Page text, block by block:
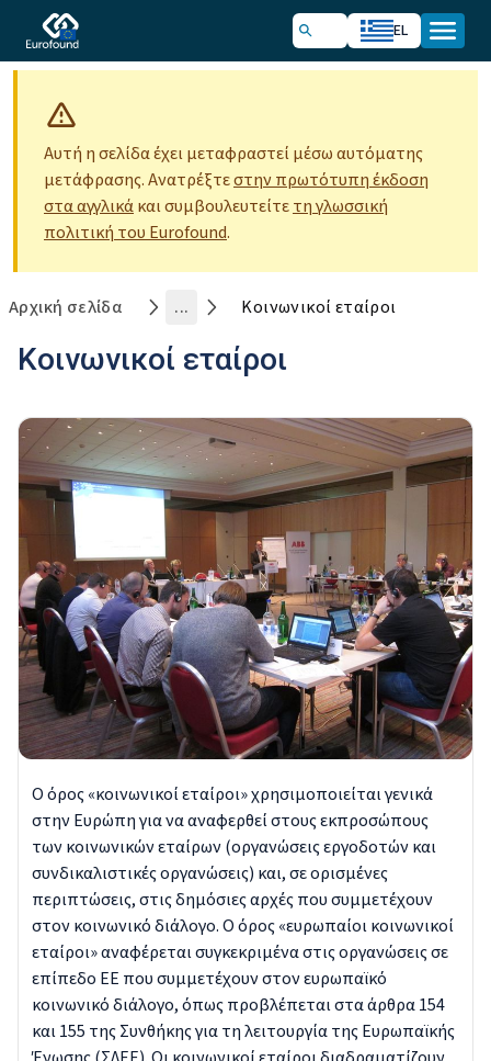
EL
Αυτή η σελίδα έχει μεταφραστεί μέσω αυτόματης
μετάφρασης. Ανατρέξτεστην πρωτότυπη έκδοση
στα αγγλικάκαι συμβουλευτείτετη γλωσσική
πολιτική του Eurofound.
Αρχική σελίδα ... Κοινωνικοί εταίροι
Κοινωνικοί εταίροι
Ο όρος «κοινωνικοί εταίροι» χρησιμοποιείται γενικά
στην Ευρώπη για να αναφερθεί στους εκπροσώπους
των κοινωνικών εταίρων (οργανώσεις εργοδοτών και
συνδικαλιστικές οργανώσεις) και, σε ορισμένες
περιπτώσεις, στις δημόσιες αρχές που συμμετέχουν
στον κοινωνικό διάλογο. Ο όρος «ευρωπαίοι κοινωνικοί
εταίροι» αναφέρεται συγκεκριμένα στις οργανώσεις σε
επίπεδο ΕΕ που συμμετέχουν στον ευρωπαϊκό
κοινωνικό διάλογο, όπως προβλέπεται στα άρθρα 154
και 155 της Συνθήκης για τη λειτουργία της Ευρωπαϊκής